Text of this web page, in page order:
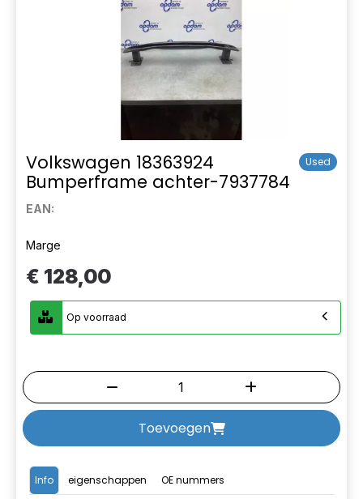
Volkswagen 18363924
Bumperframe achter-7937784
Used
EAN:
Info eigenschappen OE nummers
Marge
€ 128,00
Op voorraad
Toevoegen